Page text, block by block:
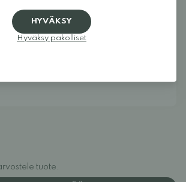
koko perheelle. Tavoitteenamme on
Euroopan parhaista jalkamuotoisten
ja tehdä juuri sinulle sopivien mallien
Kengät antavat varpaille niiden
tuote.
HYVÄKSY
Hyväksy pakolliset